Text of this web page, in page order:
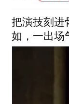
把演技刻进
如，一出场